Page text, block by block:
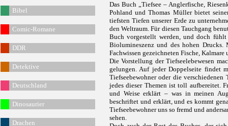
Bibel
Comic-Romane
DDR
Detektive
Deutschland
Dinosaurier
Drachen
Das Buch „Tiefsee – Anglerfische,
Pohland und Thomas Müller bietet
tiefsten Tiefen unserer Erde zu
den Weltraum. Für diesen Tauchgang
Buch vorgestellt werden, und doch
Biolumineszenz und des hohen
Fachwissen gezeichneten Fische,
Die Vorstellung der Tiefseelebewesen
gelungen. Auf jeder Doppelseite findet
Tiefseebewohner oder die
jedes dieser Themen ist toll aufbereitet.
und Weise erklärt – was in meinen
beschriftet und erklärt, und es kommt
Tiefseebewohner uns so fremd und
sehen.